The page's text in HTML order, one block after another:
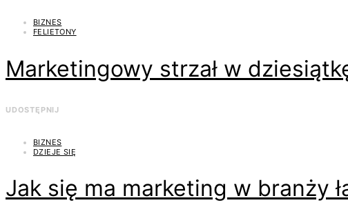
BIZNES
FELIETONY
Marketingowy strzał w
UDOSTĘPNIJ
BIZNES
DZIEJE SIĘ
Jak się ma marketing w branży